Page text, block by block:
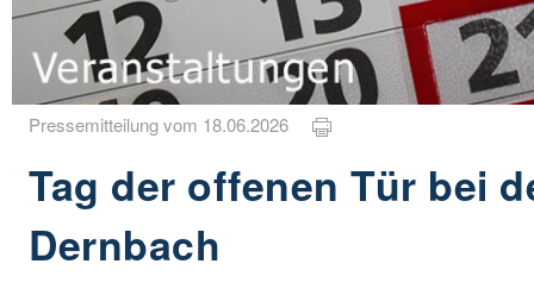
Pressemitteilung vom 18.06.2026
Tag der offenen Tür bei
Dernbach